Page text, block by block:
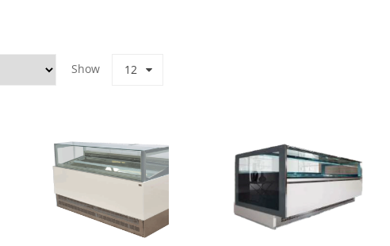
Show 12